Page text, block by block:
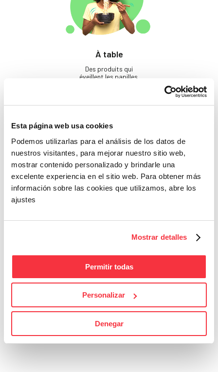
Esta página web usa cookies
Podemos utilizarlas para el análisis de los datos de
nuestros visitantes, para mejorar nuestro sitio web,
mostrar contenido personalizado y brindarle una
excelente experiencia en el sitio web. Para obtener más
información sobre las cookies que utilizamos, abre los
ajustes
Mostrar detalles
Permitir todas
Personalizar
Denegar
À table
Des produits qui
éveillent les papilles.
Beauté
Bons Plans
Sois attentif, ne laisse
passer aucune bonne
affaire